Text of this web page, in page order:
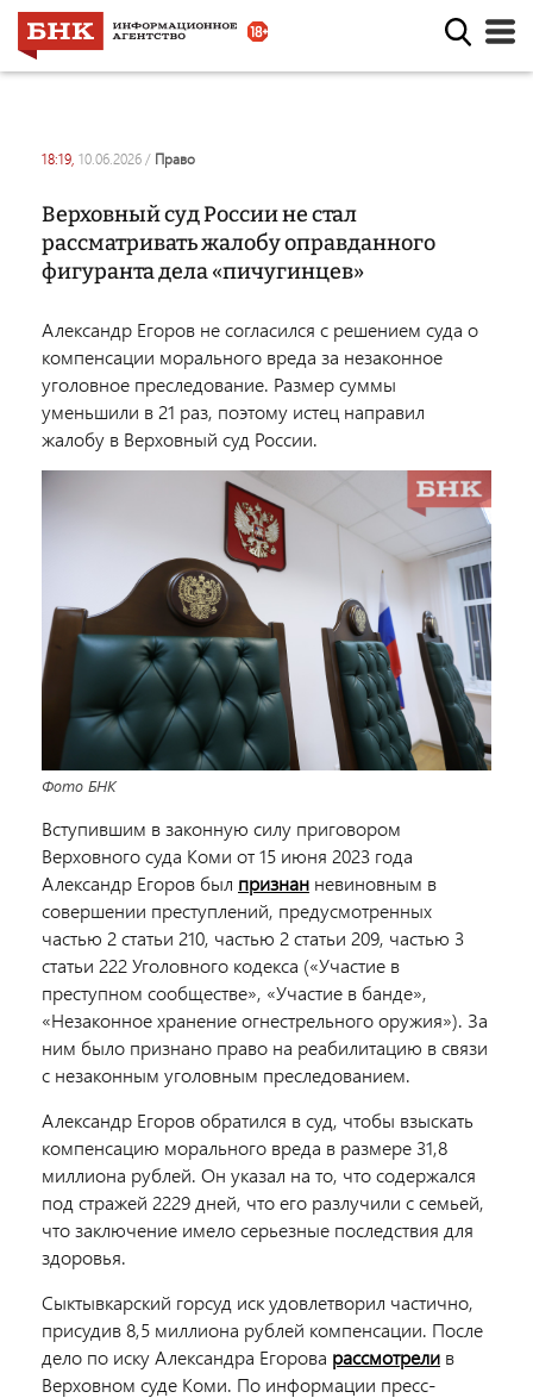
18:19, 10.06.2026 / право
Верховный суд России не стал
рассматривать жалобу оправданного
фигуранта дела «пичугинцев»
Александр Егоров не согласился с решением суда о
компенсации морального вреда за незаконное
уголовное преследование. Размер суммы
уменьшили в 21 раз, поэтому истец направил
жалобу в Верховный суд России.
Фото БНК
Вступившим в законную силу приговором
Верховного суда Коми от 15 июня 2023 года
Александр Егоров был признан невиновным в
совершении преступлений, предусмотренных
частью 2 статьи 210, частью 2 статьи 209, частью 3
статьи 222 Уголовного кодекса («Участие в
преступном сообществе», «Участие в банде»,
«Незаконное хранение огнестрельного оружия»). За
ним было признано право на реабилитацию в связи
с незаконным уголовным преследованием.
Александр Егоров обратился в суд, чтобы взыскать
компенсацию морального вреда в размере 31,8
миллиона рублей. Он указал на то, что содержался
под стражей 2229 дней, что его разлучили с семьей,
что заключение имело серьезные последствия для
здоровья.
Сыктывкарский горсуд иск удовлетворил частично,
присудив 8,5 миллиона рублей компенсации. После
дело по иску Александра Егорова рассмотрели в
Верховном суде Коми. По информации пресс-